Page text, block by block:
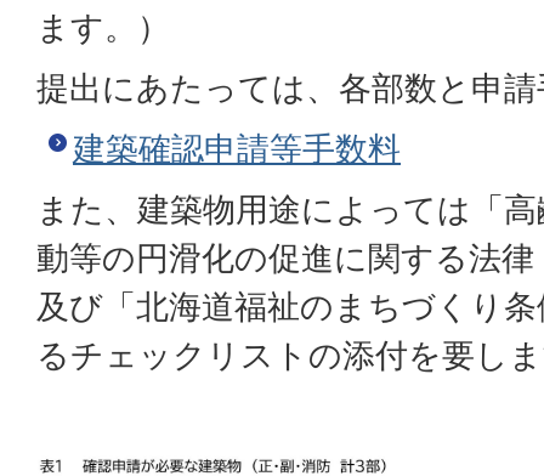
ます。）
提出にあたっては、各部数と申
建築確認申請等手数料
また、建築物用途によっては「
動等の円滑化の促進に関する法
及び「北海道福祉のまちづくり
るチェックリストの添付を要し